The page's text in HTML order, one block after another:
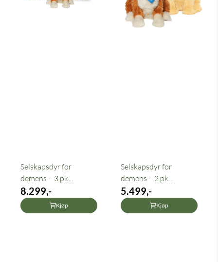
Selskapsdyr for
demens – 3 pk
interaktive ...
8.299,-
Kjøp
Selskapsdyr for
demens – 2 pk
interaktive ...
5.499,-
Kjøp